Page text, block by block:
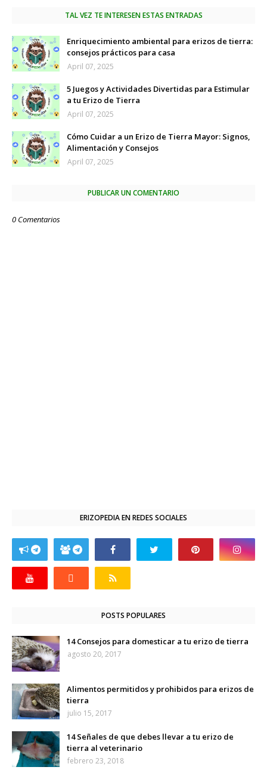
TAL VEZ TE INTERESEN ESTAS ENTRADAS
Enriquecimiento ambiental para erizos de tierra:
consejos prácticos para casa
April 07, 2025
5 Juegos y Actividades Divertidas para Estimular
a tu Erizo de Tierra
April 07, 2025
Cómo Cuidar a un Erizo de Tierra Mayor: Signos,
Alimentación y Consejos
April 07, 2025
PUBLICAR UN COMENTARIO
0 Comentarios
ERIZOPEDIA EN REDES SOCIALES
POSTS POPULARES
14 Consejos para domesticar a tu erizo de tierra
agosto 20, 2017
Alimentos permitidos y prohibidos para erizos de
tierra
julio 15, 2017
14 Señales de que debes llevar a tu erizo de
tierra al veterinario
febrero 23, 2018